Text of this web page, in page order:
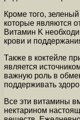
Кроме того,
которые являются
Витамин K
крови и
Также в коктейле
является
важную роль в
поддерживать
Все эти витамины
нектарином